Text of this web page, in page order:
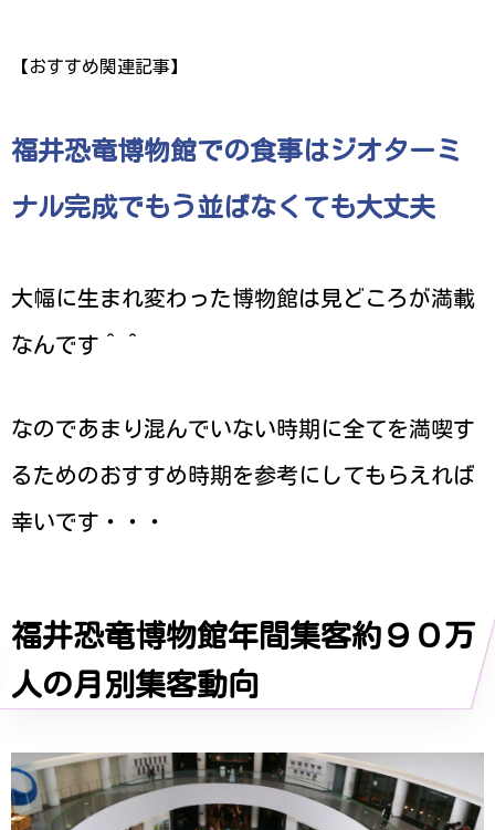
【おすすめ関連記事】
福井恐竜博物館での食事はジオターミ
ナル完成でもう並ばなくても大丈夫
大幅に生まれ変わった博物館は見どころが満載
なんです＾＾
なのであまり混んでいない時期に全てを満喫す
るためのおすすめ時期を参考にしてもらえれば
幸いです・・・
福井恐竜博物館年間集客約９０万
人の月別集客動向